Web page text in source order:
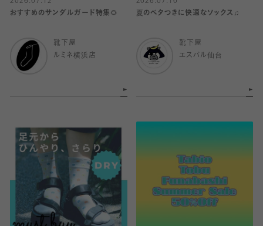
おすすめのサンダルガード特集🌻
靴下屋
ルミネ横浜店
夏のベタつきに快適なソックス♫
靴下屋
エスパル仙台